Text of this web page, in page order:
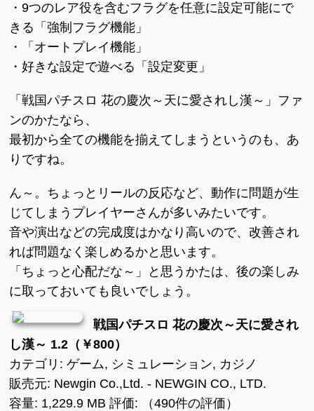
・9つのレア役を含むフラグを任意に設定可能にで
きる「強制フラグ機能」
・「オートプレイ機能」
・好きな設定で遊べる「設定変更」
「戦国パチスロ 花の慶次～天に愛されし漢～」ファ
ンのかたなら、
最初から全ての機能を揃えてしまうというのも、あ
りですね。
ん～。ちょっとリールの反応など、動作に問題が生
じてしまうプレイヤーさんが多いみたいです。
音や演出などの完成度はかなり高いので、改善され
れば問題なく楽しめるかと思います。
「ちょっと心配だな～」と思うかたは、後の楽しみ
に取っておいても良いでしょう。
戦国パチスロ 花の慶次～天に愛され
し漢～ 1.2（￥800）
カテゴリ: ゲーム, シミュレーション, カジノ
販売元: Newgin Co.,Ltd. - NEWGIN CO., LTD.
容量: 1,229.9 MB 評価: （490件の評価）